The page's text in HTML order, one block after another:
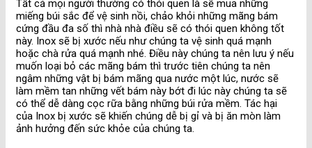
Tất cả mọi người thường có thói quen là sẽ mua những
miếng búi sắc để vệ sinh nồi, chảo khỏi những mãng bám
cứng đầu đa số thì nhà nhà điều sẽ có thói quen không tốt
này. Inox sẽ bị xước nếu như chúng ta vệ sinh quá mạnh
hoặc chà rửa quá mạnh nhé. Điều này chúng ta nên lưu ý nếu
muốn loại bỏ các mãng bám thì trước tiên chúng ta nên
ngâm những vật bị bám mãng qua nước một lúc, nước sẽ
làm mềm tan những vết bám này bớt đi lúc này chúng ta sẽ
có thể dễ dàng cọc rữa bằng những búi rửa mềm. Tác hại
của Inox bị xước sẽ khiến chúng dễ bị gỉ và bị ăn mòn làm
ảnh hưởng đến sức khỏe của chúng ta.